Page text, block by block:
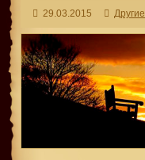
29.03.2015